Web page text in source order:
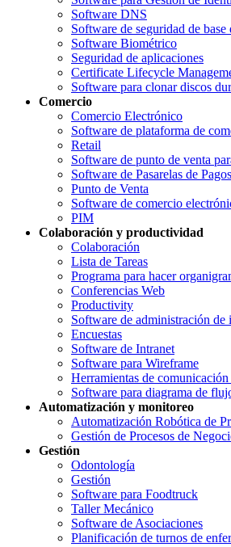
Software DNS
Software de seguridad de base
Software Biométrico
Seguridad de aplicaciones
Certificate Lifecycle
Software para clonar discos
Comercio
Comercio Electrónico
Software de plataforma de
Retail
Software de punto de venta
Software de Pasarelas de Pagos
Punto de Venta
Software de comercio
PIM
Colaboración y productividad
Colaboración
Lista de Tareas
Programa para hacer
Conferencias Web
Productivity
Software de administración de
Encuestas
Software de Intranet
Software para Wireframe
Herramientas de comunicación
Software para diagrama de
Automatización y monitoreo
Automatización Robótica de
Gestión de Procesos de
Gestión
Odontología
Gestión
Software para Foodtruck
Taller Mecánico
Software de Asociaciones
Planificación de turnos de